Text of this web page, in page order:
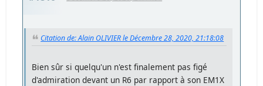
Citation de: Alain OLIVIER le Décembre 28, 2020, 21:18:08
Bien sûr si quelqu'un n'est finalement pas figé
d'admiration devant un R6 par rapport à son EM1X